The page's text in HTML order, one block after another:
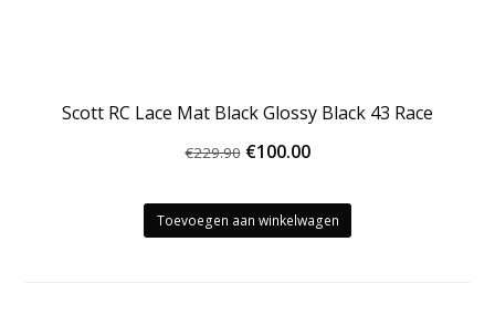
Scott RC Lace Mat Black Glossy Black 43 Race
€229.90 Oorspronkelijke
was:
€229.90.
€100.00Huidige
is:
€100.00.
Toevoegen aan winkelwagen